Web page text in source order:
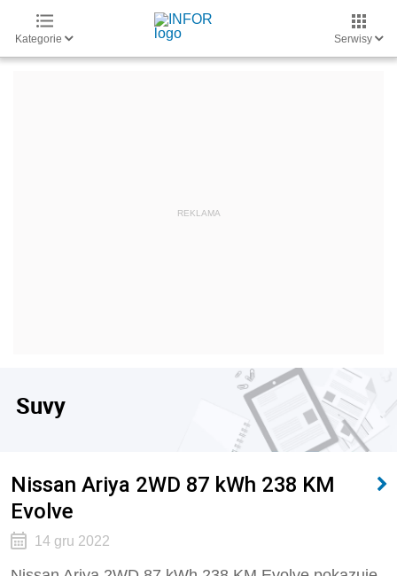
Kategorie Serwisy
Suvy
Nissan Ariya 2WD 87 kWh 238 KM
Evolve
14 gru 2022